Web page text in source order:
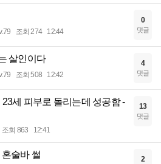
조회 274 12:44
0
댓글
살인이다
조회 508 12:42
4
댓글
세 피부로 돌리는데 성공함 -
조회 863 12:41
13
댓글
술바 썰 2